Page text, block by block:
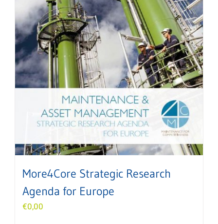
More4Core Strategic Research
Agenda for Europe
€0,00